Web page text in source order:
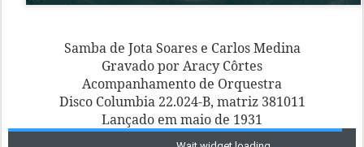
Samba de Jota Soares e Carlos Medina
Gravado por Aracy Côrtes
Acompanhamento de Orquestra
Disco Columbia 22.024-B, matriz 381011
Lançado em maio de 1931